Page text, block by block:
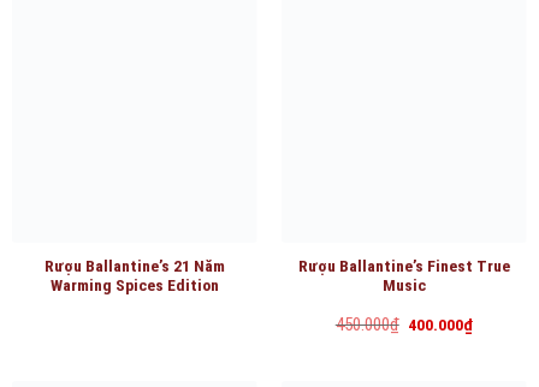
Rượu Ballantine’s 21 Năm
Warming Spices Edition
Rượu Ballantine’s Finest True
Music
450.000₫ Giá
400.000₫Giá